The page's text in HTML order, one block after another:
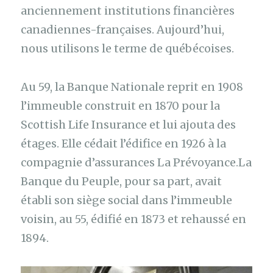
anciennement institutions financières
canadiennes-françaises. Aujourd’hui,
nous utilisons le terme de québécoises.
Au 59, la Banque Nationale reprit en 1908
l’immeuble construit en 1870 pour la
Scottish Life Insurance et lui ajouta des
étages. Elle cédait l’édifice en 1926 à la
compagnie d’assurances La Prévoyance.La
Banque du Peuple, pour sa part, avait
établi son siège social dans l’immeuble
voisin, au 55, édifié en 1873 et rehaussé en
1894.